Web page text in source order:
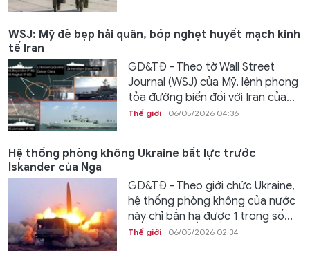
WSJ: Mỹ đè bẹp hải quân, bóp nghẹt huyết mạch kinh
tế Iran
GD&TĐ - Theo tờ Wall Street
Journal (WSJ) của Mỹ, lệnh phong
tỏa đường biển đối với Iran của...
Thế giới 06/05/2026 04:36
Hệ thống phòng không Ukraine bất lực trước
Iskander của Nga
GD&TĐ - Theo giới chức Ukraine,
hệ thống phòng không của nước
này chỉ bắn hạ được 1 trong số...
Thế giới 06/05/2026 02:34